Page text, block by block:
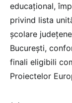
educațional,
privind lista
școlare
Bucureşti,
finali eligibili
Proiectelor